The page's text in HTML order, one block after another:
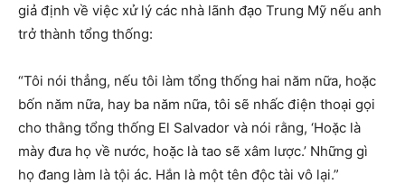
giả định về việc xử lý các nhà lãnh đạo Trung Mỹ nếu anh
trở thành tổng thống:
“Tôi nói thẳng, nếu tôi làm tổng thống hai năm nữa, hoặc
bốn năm nữa, hay ba năm nữa, tôi sẽ nhấc điện thoại gọi
cho thằng tổng thống El Salvador và nói rằng, ‘Hoặc là
mày đưa họ về nước, hoặc là tao sẽ xâm lược.’ Những gì
họ đang làm là tội ác. Hắn là một tên độc tài vô lại.”